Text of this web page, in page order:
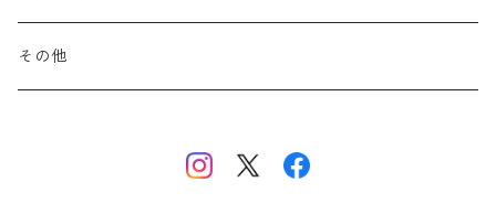
美ヶ原・八ヶ岳・秩父・多摩・南関東
その他